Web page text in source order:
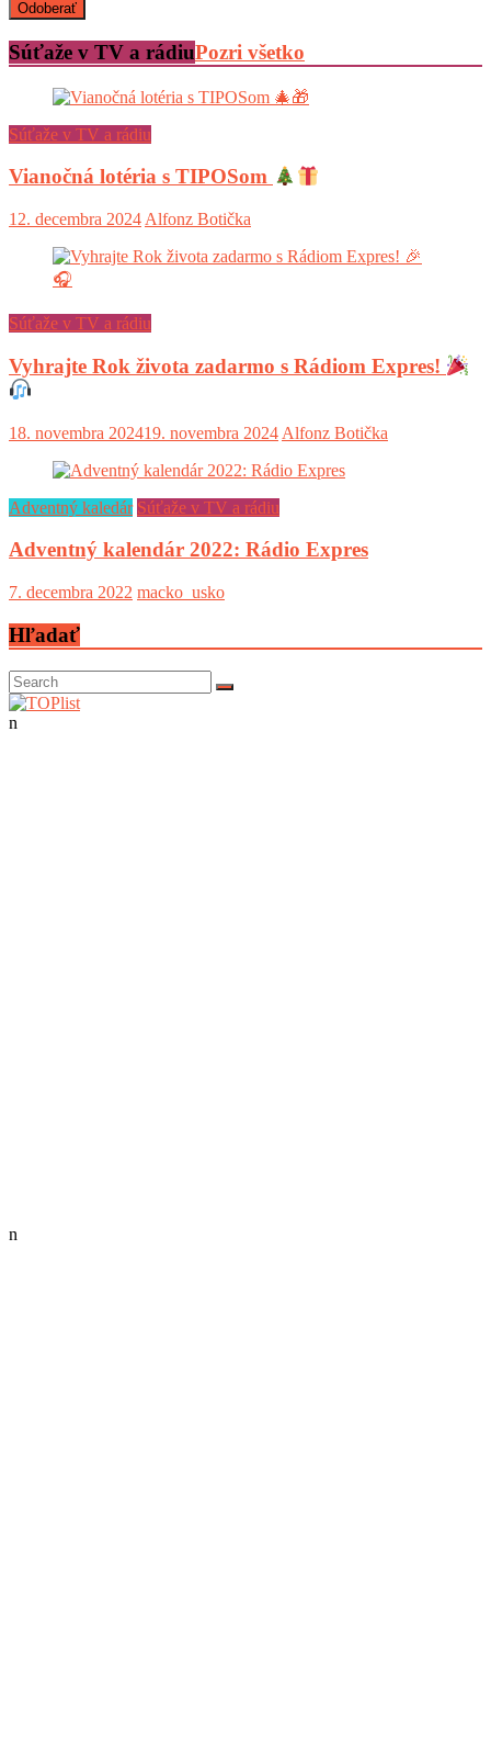
Súťaže v TV a rádiuPozri všetko
Súťaže v TV a rádiu
Vianočná lotéria s TIPOSom
12. decembra 2024 Alfonz Botička
Súťaže v TV a rádiu
Vyhrajte Rok života zadarmo s Rádiom Expres!
18. novembra 202419. novembra 2024 Alfonz Botička
Adventný kaledár Súťaže v TV a rádiu
Adventný kalendár 2022: Rádio Expres
7. decembra 2022 macko_usko
Hľadať
n
n